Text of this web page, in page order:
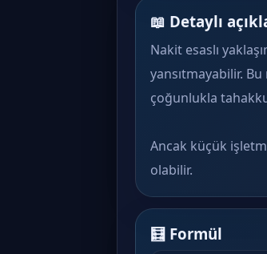
📖 Detaylı
Nakit esaslı
yansıtmayabilir.
çoğunlukla
Ancak küçük
olabilir.
🧮 Formül